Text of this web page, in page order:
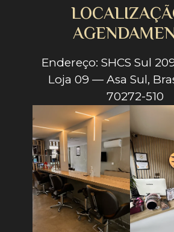
Endereço: SHCS Sul
Loja 09 — Asa Sul,
70272-510